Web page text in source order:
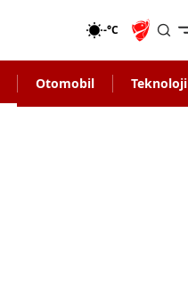
-°C
Otomobil Teknoloji